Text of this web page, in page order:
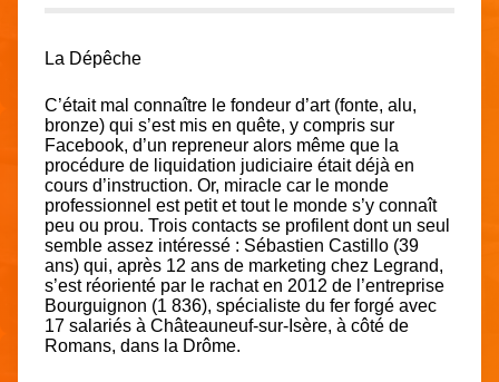
La Dépêche
C’était mal connaître le fondeur d’art (fonte, alu,
bronze) qui s’est mis en quête, y compris sur
Facebook, d’un repreneur alors même que la
procédure de liquidation judiciaire était déjà en
cours d’instruction. Or, miracle car le monde
professionnel est petit et tout le monde s’y connaît
peu ou prou. Trois contacts se profilent dont un seul
semble assez intéressé : Sébastien Castillo (39
ans) qui, après 12 ans de marketing chez Legrand,
s’est réorienté par le rachat en 2012 de l’entreprise
Bourguignon (1 836), spécialiste du fer forgé avec
17 salariés à Châteauneuf-sur-Isère, à côté de
Romans, dans la Drôme.